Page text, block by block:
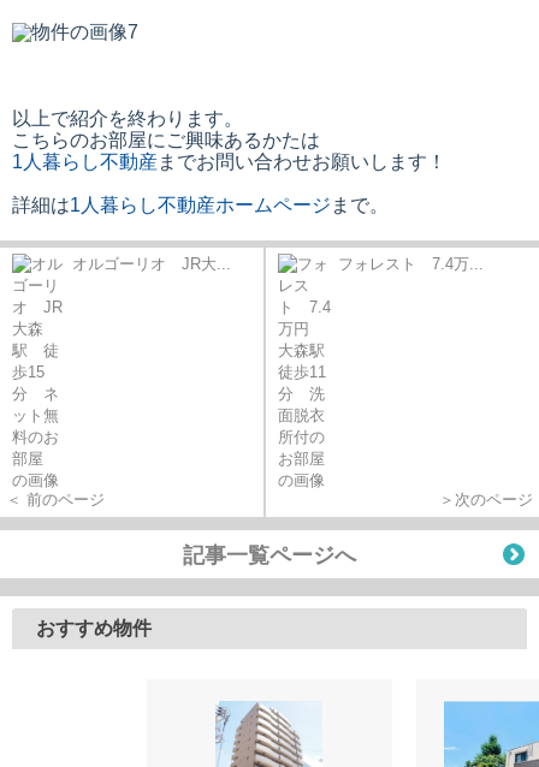
以上で紹介を終わります。
こちらのお部屋にご興味あるかたは
1人暮らし不動産までお問い合わせお願いします！
詳細は1人暮らし不動産ホームページ まで。
オルゴーリオ JR大...
＜ 前のページ
フォレスト 7.4万...
＞次のページ
記事一覧ページへ
おすすめ物件